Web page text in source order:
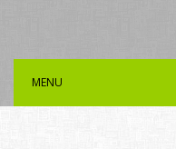
MENU